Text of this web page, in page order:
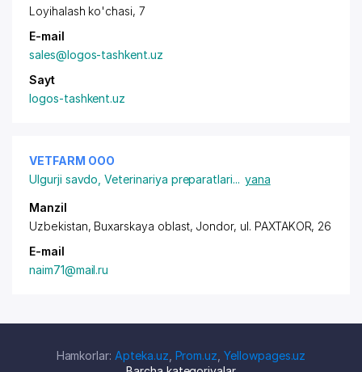
Loyihalash ko'chasi, 7
E-mail
sales@logos-tashkent.uz
Sayt
logos-tashkent.uz
VETFARM ООО
Ulgurji savdo ,Veterinariya preparatlari... yana
Manzil
Uzbekistan, Buxarskaya oblast, Jondor, ul. PAXTAKOR, 26
E-mail
naim71@mail.ru
Hamkorlar: Apteka.uz Prom.uz ,Yellowpages.uz